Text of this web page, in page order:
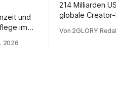
und
im
eine
2026
214 Milliarden
globale
22 Prozent.
Von 2GLORY